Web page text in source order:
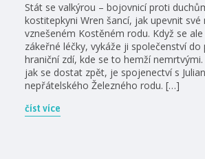
Stát se valkýrou – bojovnicí proti
kostitepkyni Wren šancí, jak upevnit své
vznešeném Kostěném rodu. Když se
zákeřné léčky, vykáže ji společenství do
hraniční zdí, kde se to hemží nemrtvými.
jak se dostat zpět, je spojenectví s
nepřátelského Železného rodu. […]
číst více